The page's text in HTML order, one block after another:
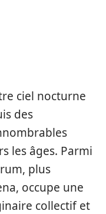
ciel nocturne
des
les âges. Parmi
plus
occupe une
collectif et